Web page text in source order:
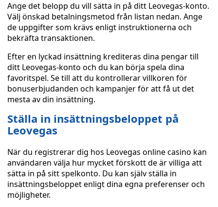
Ange det belopp du vill sätta in på ditt Leovegas-konto.
Välj önskad betalningsmetod från listan nedan. Ange
de uppgifter som krävs enligt instruktionerna och
bekräfta transaktionen.
Efter en lyckad insättning krediteras dina pengar till
ditt Leovegas-konto och du kan börja spela dina
favoritspel. Se till att du kontrollerar villkoren för
bonuserbjudanden och kampanjer för att få ut det
mesta av din insättning.
Ställa in insättningsbeloppet på
Leovegas
När du registrerar dig hos Leovegas online casino kan
användaren välja hur mycket förskott de är villiga att
sätta in på sitt spelkonto. Du kan själv ställa in
insättningsbeloppet enligt dina egna preferenser och
möjligheter.